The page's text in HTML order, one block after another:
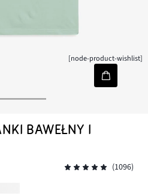
[node-product-wishlist]
BAWEŁNY I
(1096)